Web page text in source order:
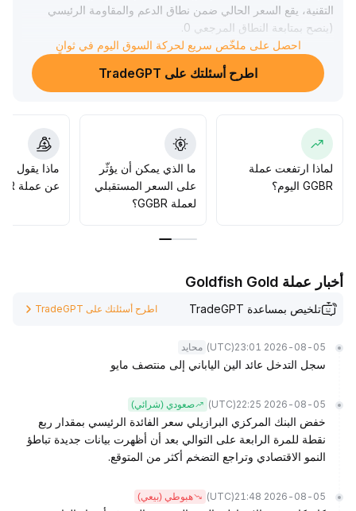
التقنية، يقع السعر الحالي ضمن نطاق الدعم والمقاومة الرئيسي
(ينصح بمتابعة النطاق المرجعي 0
.
096 دولار أمريكي)
يجب توخي الحذر من تراجع المعنويات مما قد يؤدي إلى تصحيح
وانتظار تأكيد زيادة الأحجام وكسر النطاق المتوسط قبل الانضمام
للاتجاه، وذلك لتقليل مخاطر التذبذب الناتج عن التداول بحسب
المعنويات.
احصل على ملخّص سريع لحركة السوق اليوم في ثوانٍ
اطرح أسئلتك على TradeGPT
لماذا ارتفعت عملة
GGBR اليوم؟
ما الذي يمكن أن يؤثّر
على السعر المستقبلي
لعملة GGBR؟
ماذا يقول
عن عملة GGBR؟
أخبار عملة Goldfish Gold
تلخيص بمساعدة TradeGPT اطرح أسئلتك على TradeGPT
2026-08-05 23:01
(UTC) محايد
سجل التدخل عائد الين الياباني إلى منتصف مايو
2026-08-05 22:25
(UTC) صعودي (شرائي)
خفض البنك المركزي البرازيلي سعر الفائدة الرئيسي بمقدار ربع
نقطة للمرة الرابعة على التوالي بعد أن أظهرت بيانات جديدة تباطؤ
النمو الاقتصادي وتراجع التضخم أكثر من المتوقع.
2026-08-05 21:48
(UTC) هبوطي (بيعي)